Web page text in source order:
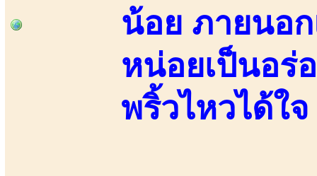
น้อย ภายนอ
หน่อยเป็นอร่
พริ้วไหวได้ใจ